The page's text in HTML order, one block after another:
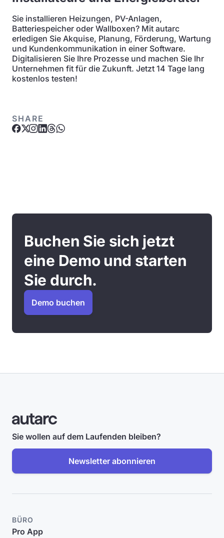
Sie installieren Heizungen, PV-Anlagen,
Batteriespeicher oder Wallboxen? Mit autarc
erledigen Sie Akquise, Planung, Förderung, Wartung
und Kundenkommunikation in einer Software.
Digitalisieren Sie Ihre Prozesse und machen Sie Ihr
Unternehmen fit für die Zukunft. Jetzt 14 Tage lang
kostenlos testen!
SHARE
Buchen Sie sich jetzt
eine Demo und starten
Sie durch.
Demo buchen
Sie wollen auf dem Laufenden bleiben?
Newsletter abonnieren
BÜRO
Pro App